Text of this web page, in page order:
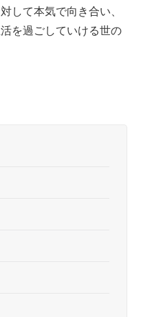
して本気で向き合い、
を過ごしていける世の